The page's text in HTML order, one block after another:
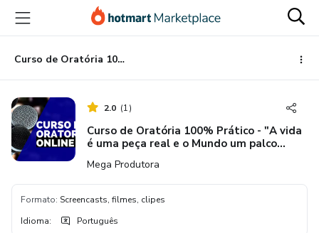
para
conteúdo
principal
para
pagamento
para
rodapé
Curso de Oratória 100% Prático - "A vida é uma peça real e o Mundo um palco Imenso"
2.0 (1)
Curso de Oratória 100% Prático - "A vida
é uma peça real e o Mundo um palco
Mega Produtora
Formato: Screencasts, filmes, clipes
Idioma: Português